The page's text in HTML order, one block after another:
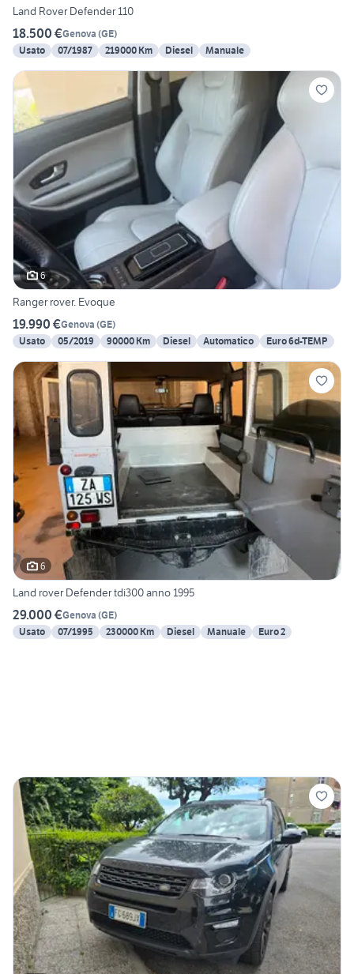
Land Rover Defender 110
18.500 €Genova (GE)
Usato
07/1987 219000 Km Diesel Manuale
6
Ranger rover. Evoque
19.990 €Genova (GE)
Usato
05/2019 90000 Km Diesel Automatico Euro 6d-TEMP
6
Land rover Defender tdi300 anno 1995
29.000 €Genova (GE)
Usato
07/1995 230000 Km Diesel Manuale Euro 2